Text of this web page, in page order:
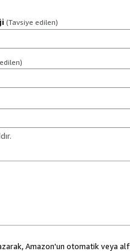
(Tavsiye edilen)
Amazon'un otomatik veya